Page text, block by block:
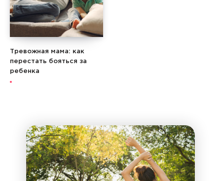
Тревожная мама: как
перестать бояться за
ребенка